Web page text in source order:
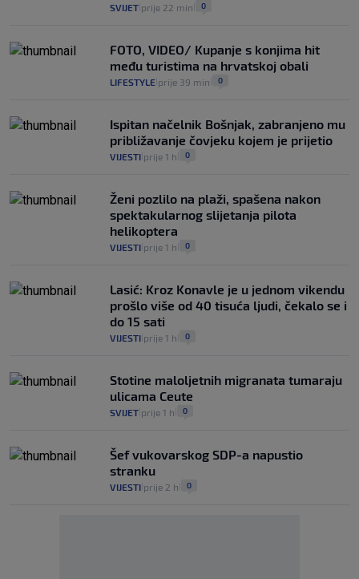
SVIJET prije 22 min 0
FOTO, VIDEO/ Kupanje s konjima hit
među turistima na hrvatskoj obali
LIFESTYLE prije 39 min 0
Ispitan načelnik Bošnjak, zabranjeno mu
približavanje čovjeku kojem je prijetio
VIJESTI prije 1 h 0
Ženi pozlilo na plaži, spašena nakon
spektakularnog slijetanja pilota
helikoptera
VIJESTI prije 1 h 0
Lasić: Kroz Konavle je u jednom vikendu
prošlo više od 40 tisuća ljudi, čekalo se i
do 15 sati
VIJESTI prije 1 h 0
Stotine maloljetnih migranata tumaraju
ulicama Ceute
SVIJET prije 1 h 0
Šef vukovarskog SDP-a napustio
stranku
VIJESTI prije 2 h 0